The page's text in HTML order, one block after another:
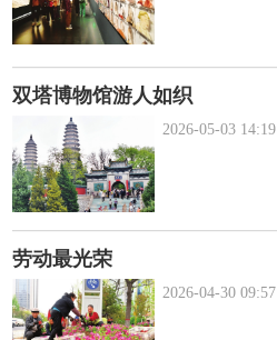
双塔博物馆游人如织
2026-05-03 14:19
劳动最光荣
2026-04-30 09:57